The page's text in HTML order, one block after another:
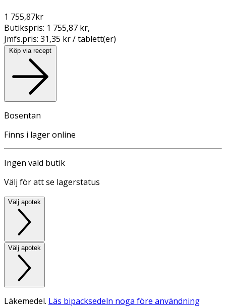
1 755,87kr
Butikspris: 1 755,87 kr,
Jmfs.pris: 31,35 kr / tablett(er)
Köp via recept
Bosentan
Finns i lager online
Ingen vald butik
Välj för att se lagerstatus
Välj apotek
Välj apotek
Läkemedel. Läs bipacksedeln noga före användning